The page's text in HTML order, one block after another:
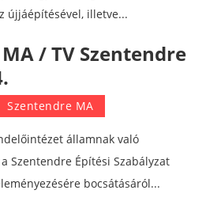
újjáépítésével, illetve...
/ TV Szentendre
Szentendre MA
államnak való
Szentendre Építési Szabályzat
bocsátásáról...